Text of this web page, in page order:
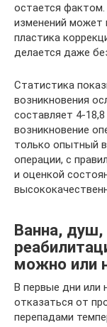
остается
изменений может
пластика
делается даже
Статистика
возникновения
составляет 4-
возникновение
только опытный
операции, с
и оценкой
Ванна, душ,
можно или
В первые дни или
отказаться от
перепадами